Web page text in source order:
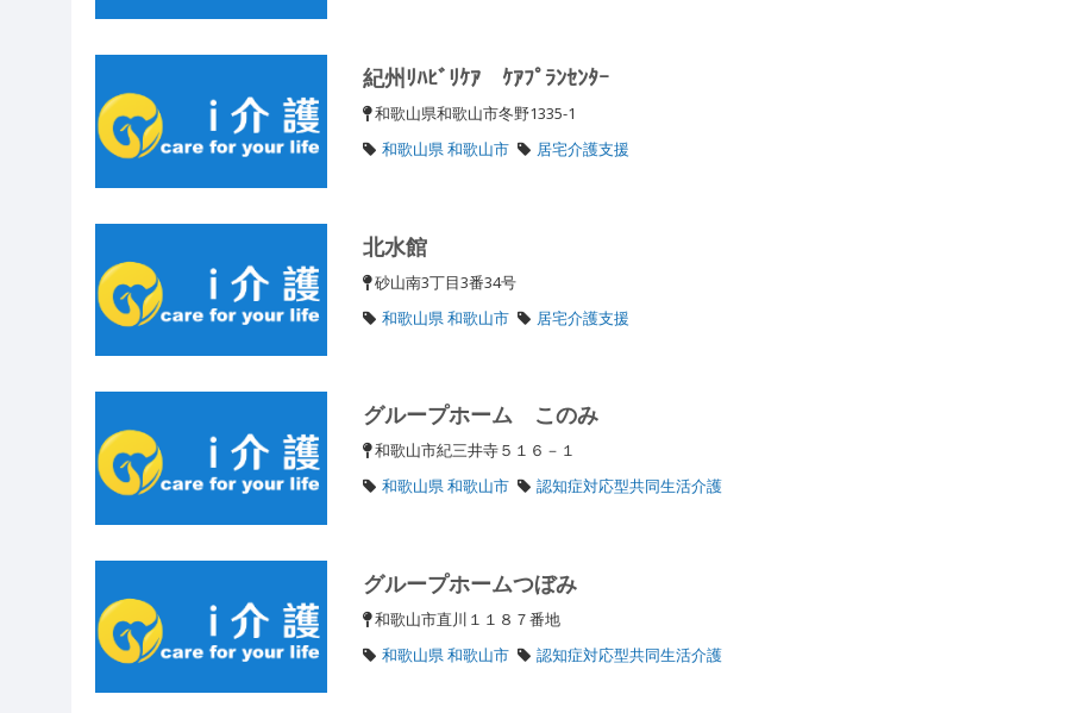
紀州ﾘﾊﾋﾞﾘｹｱ ｹｱﾌﾟﾗﾝｾﾝﾀｰ
和歌山県和歌山市冬野1335-1
和歌山県 和歌山市
居宅介護支援
北水館
砂山南3丁目3番34号
和歌山県 和歌山市
居宅介護支援
グループホーム このみ
和歌山市紀三井寺５１６－１
和歌山県 和歌山市
認知症対応型共同生活介護
グループホームつぼみ
和歌山市直川１１８７番地
和歌山県 和歌山市
認知症対応型共同生活介護